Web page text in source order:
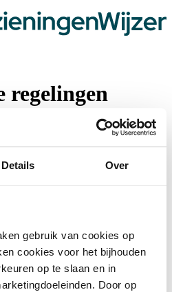
Details Over
gebruik van cookies op
cookies voor het bijhouden
op te slaan en in
Door op
regelingen